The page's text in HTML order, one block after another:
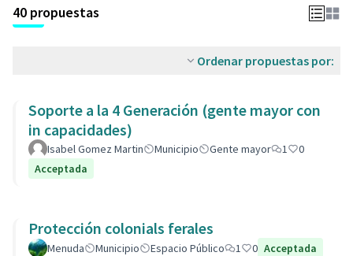
40 propuestas
Ordenar propuestas por:
Soporte a la 4 Generación (gente mayor con
in capacidades)
Isabel Gomez Martin Municipio Gente mayor 1
0
Acceptada
Protección colonials ferales
Menuda Municipio Espacio Público 1 0 Acceptada